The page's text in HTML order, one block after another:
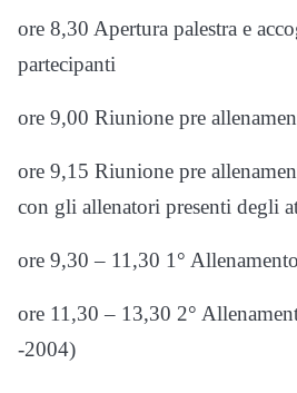
ore 8,30 Apertura palestra e
partecipanti
ore 9,00 Riunione pre
ore 9,15 Riunione pre
con gli allenatori presenti degli
ore 9,30 – 11,30 1°
ore 11,30 – 13,30 2°
-2004)